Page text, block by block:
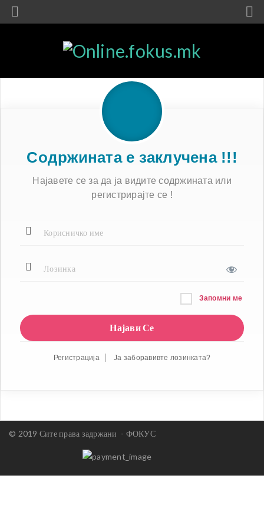
Содржината е заклучена !!!
Најавете се за да ја видите содржината или
регистрирајте се !
Запомни ме
Регистрација Ја заборавивте лозинката?
© 2019 Сите права задржани - ФОКУС